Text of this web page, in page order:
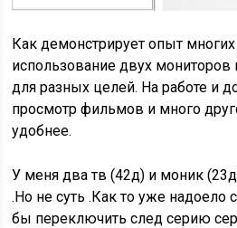
Как демонстрирует опыт
использование двух мониторов
для разных целей. На работе и
просмотр фильмов и много
удобнее.
У меня два тв (42д) и моник
.Но не суть .Как то уже надоело
бы переключить след серию